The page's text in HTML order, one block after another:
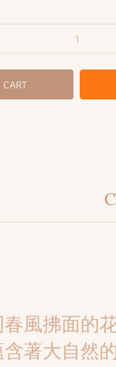
風拂面的
著大自然的